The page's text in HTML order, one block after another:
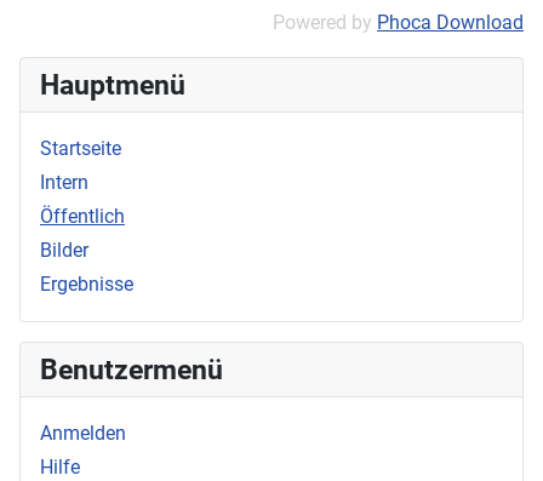
Hauptmenü
Startseite
Intern
Öffentlich
Bilder
Ergebnisse
Benutzermenü
Anmelden
Hilfe
Powered by Phoca Download